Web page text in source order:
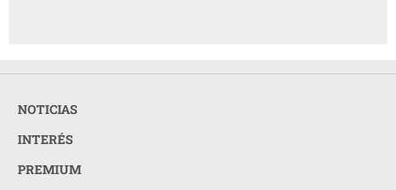
NOTICIAS
INTERÉS
PREMIUM